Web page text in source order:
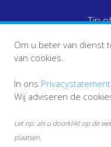
Tip
Om u beter van dienst
van cookies.
In ons Privacystatement
Wij adviseren de
Let op: als u doorklikt op de
plaatsen.